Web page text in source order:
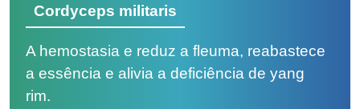
Cordyceps militaris
A hemostasia e reduz a fleuma, reabastece
a essência e alivia a deficiência de yang
rim.